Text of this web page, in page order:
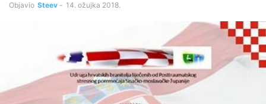
Objavio Steev - 14. ožujka 2018.